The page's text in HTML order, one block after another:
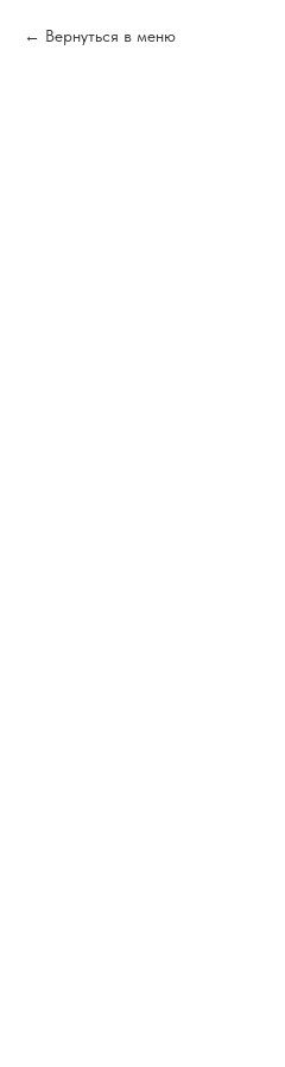
Вернуться в меню